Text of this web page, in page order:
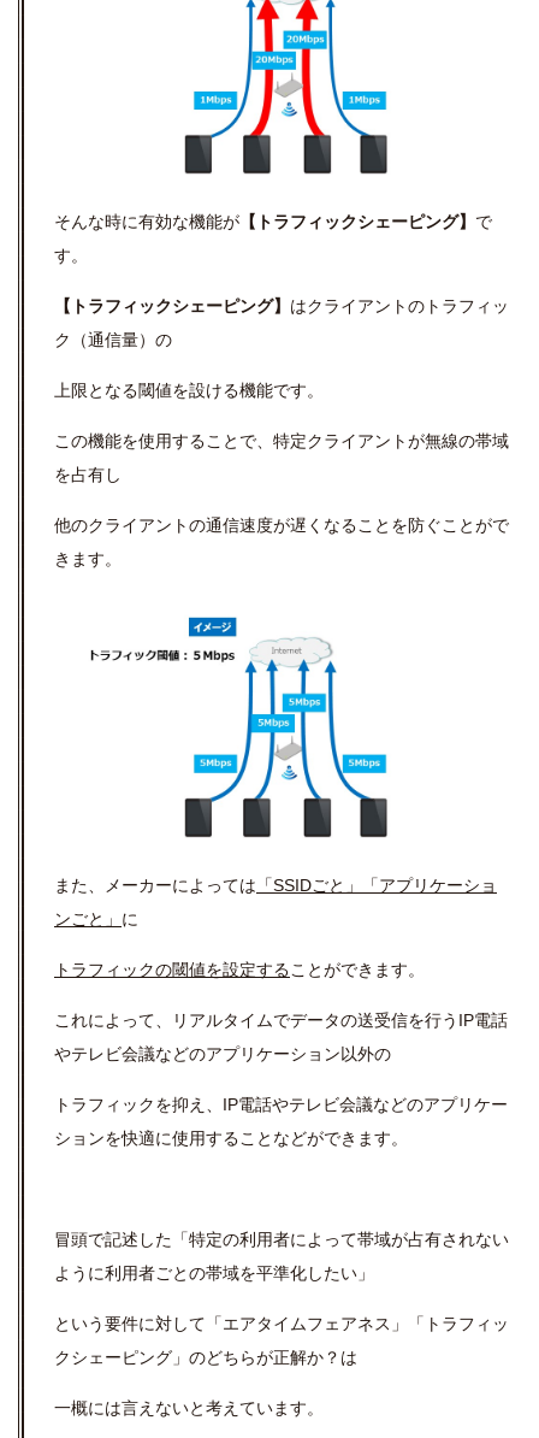
そんな時に有効な機能が 【トラフィックシェーピング】 で
す。
【トラフィックシェーピング】 はクライアントのトラフィッ
ク（通信量）の
上限となる閾値を設ける機能です。
この機能を使用することで、特定クライアントが無線の帯域
を占有し
他のクライアントの通信速度が遅くなることを防ぐことがで
きます。
また、メーカーによっては 「SSIDごと」「アプリケーショ
ンごと」 に
トラフィックの閾値を設定することができます。
これによって、リアルタイムでデータの送受信を行うIP電話
やテレビ会議などのアプリケーション以外の
トラフィックを抑え、IP電話やテレビ会議などのアプリケー
ションを快適に使用することなどができます。
冒頭で記述した「特定の利用者によって帯域が占有されない
ように利用者ごとの帯域を平準化したい」
という要件に対して「エアタイムフェアネス」「トラフィッ
クシェーピング」のどちらが正解か？は
一概には言えないと考えています。